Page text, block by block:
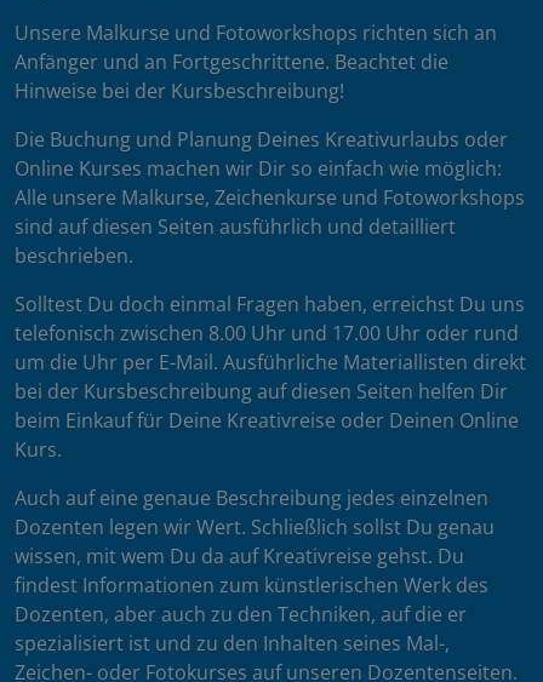
Unsere Malkurse und Fotoworkshops richten sich an
Anfänger und an Fortgeschrittene. Beachtet die
Hinweise bei der Kursbeschreibung!
Die Buchung und Planung Deines Kreativurlaubs oder
Online Kurses machen wir Dir so einfach wie möglich:
Alle unsere Malkurse, Zeichenkurse und Fotoworkshops
sind auf diesen Seiten ausführlich und detailliert
beschrieben.
Solltest Du doch einmal Fragen haben, erreichst Du uns
telefonisch zwischen 8.00 Uhr und 17.00 Uhr oder rund
um die Uhr per E-Mail. Ausführliche Materiallisten direkt
bei der Kursbeschreibung auf diesen Seiten helfen Dir
beim Einkauf für Deine Kreativreise oder Deinen Online
Kurs.
Auch auf eine genaue Beschreibung jedes einzelnen
Dozenten legen wir Wert. Schließlich sollst Du genau
wissen, mit wem Du da auf Kreativreise gehst. Du
findest Informationen zum künstlerischen Werk des
Dozenten, aber auch zu den Techniken, auf die er
spezialisiert ist und zu den Inhalten seines Mal-,
Zeichen- oder Fotokurses auf unseren Dozentenseiten.